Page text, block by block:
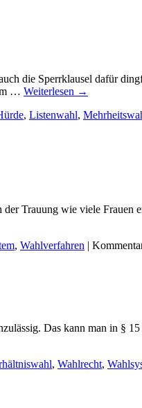
die Sperrklausel dafür
… Weiterlesen →
, Listenwahl,
Trauung wie viele Frauen
, Wahlverfahren |
Das kann man
, Wahlrecht,